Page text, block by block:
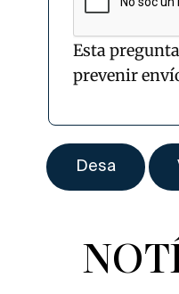
Esta
prevenir